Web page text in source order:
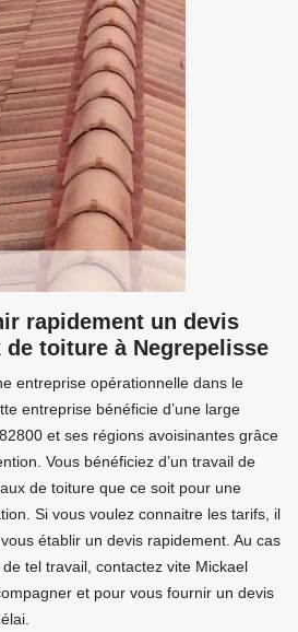
rapidement un devis
toiture à Negrepelisse
entreprise opérationnelle dans le
entreprise bénéficie d’une large
et ses régions avoisinantes grâce
Vous bénéficiez d’un travail de
de toiture que ce soit pour une
Si vous voulez connaitre les tarifs, il
établir un devis rapidement. Au cas
tel travail, contactez vite Mickael
et pour vous fournir un devis